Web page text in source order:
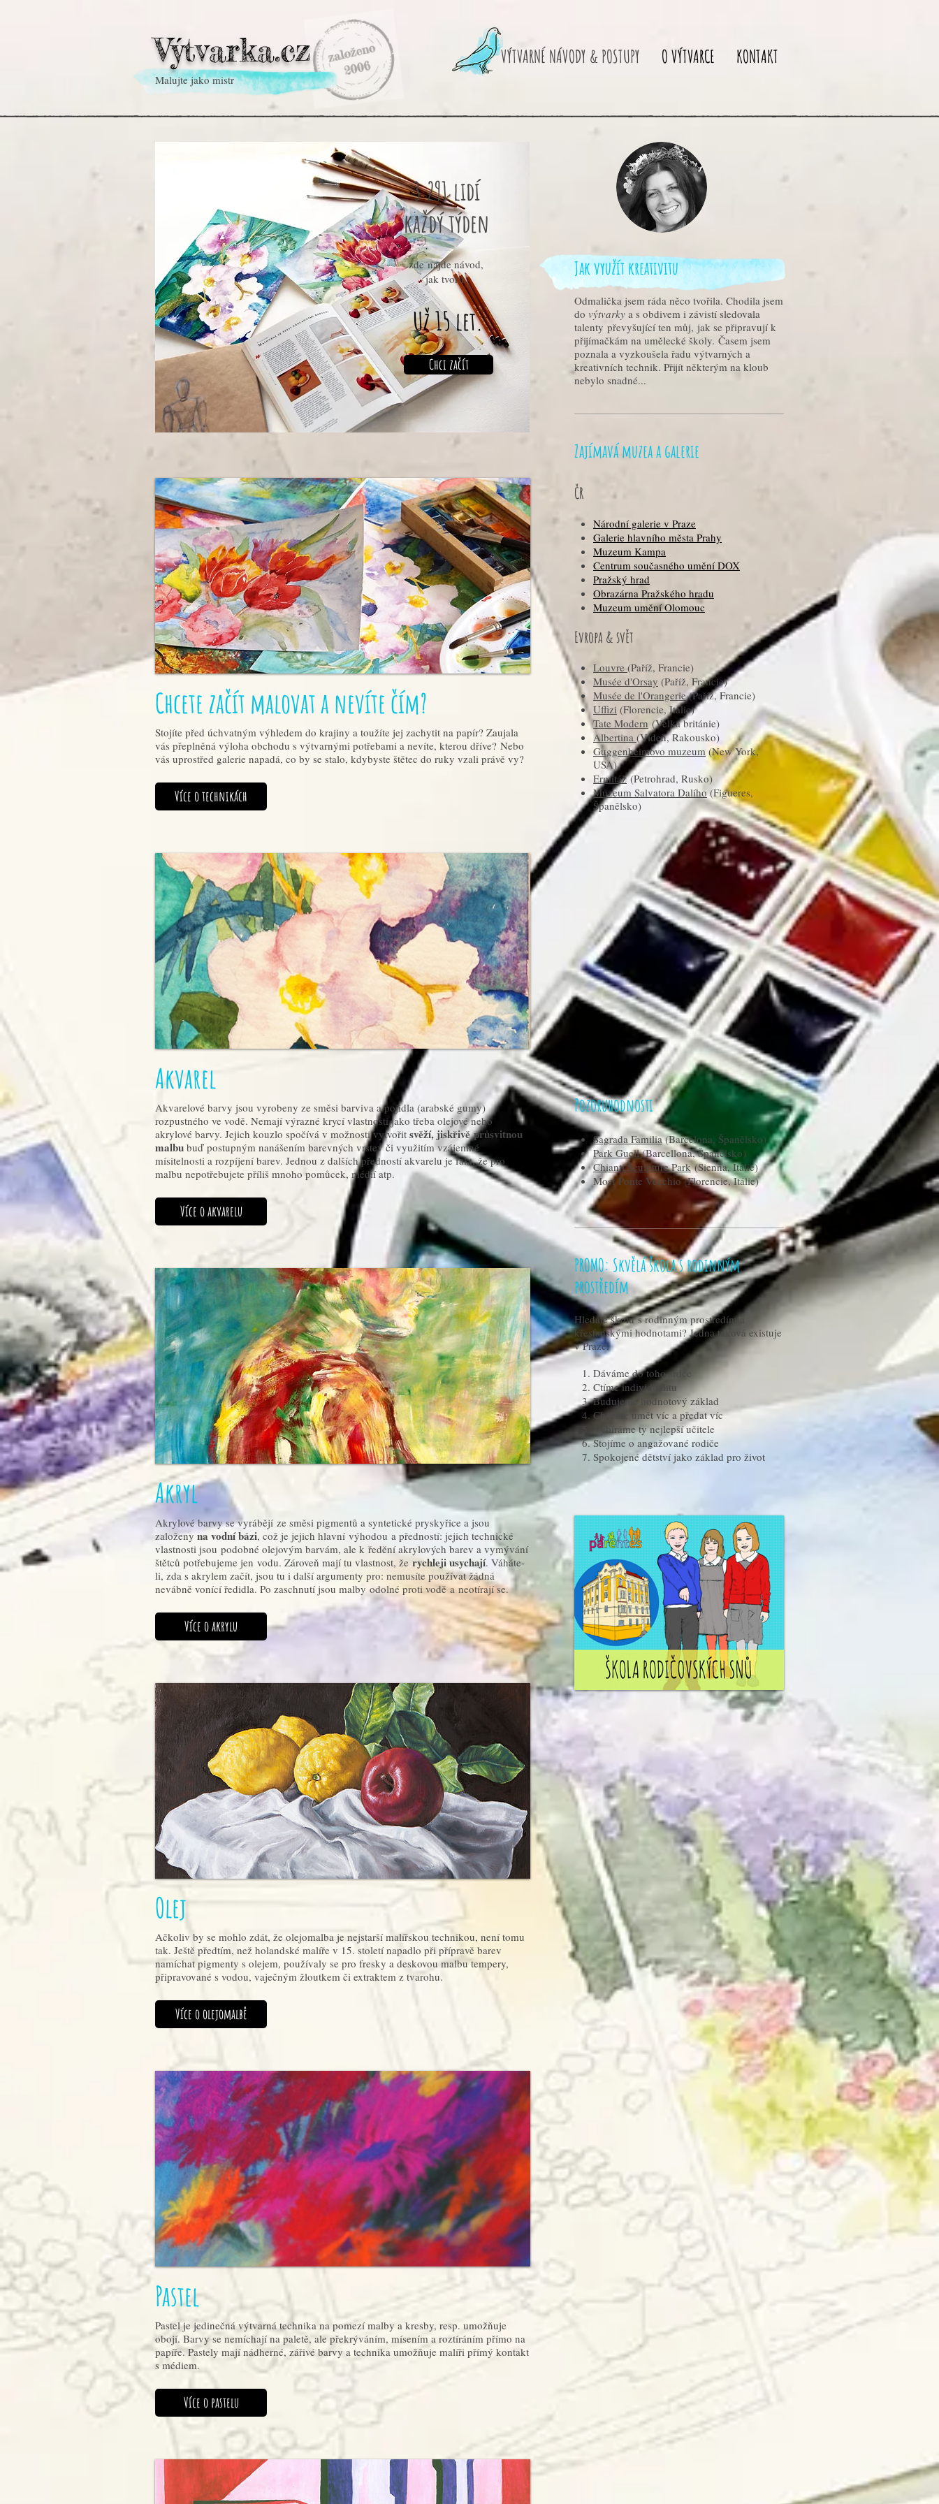
VÝTVARNÉ NÁVODY & POSTUPY O VÝTVARCE KONTAKT
Výtvarka.cz
Malujte jako mistr
Chcete začít malovat a nevíte čím?
Stojíte před úchvatným výhledem do krajiny a toužíte jej zachytit na papír? Zaujala
vás přeplněná výloha obchodu s výtvarnými potřebami a nevíte, kterou dříve? Nebo
vás uprostřed galerie napadá, co by se stalo, kdybyste štětec do ruky vzali právě vy?
Více o technikách
Akvarel
Akvarelové barvy jsou vyrobeny ze směsi barviva a pojidla (arabské gumy)
rozpustného ve vodě. Nemají výrazné krycí vlastnosti jako třeba olejové nebo
akrylové barvy. Jejich kouzlo spočívá v možnosti vytvořit svěží, jiskřivě průsvitnou
malbu buď postupným nanášením barevných vrstev či využitím vzájemné
mísitelnosti a rozpíjení barev. Jednou z dalších předností akvarelu je fakt, že pro
malbu nepotřebujete příliš mnoho pomůcek, médií atp.
Více o akvarelu
Akryl
Akrylové barvy se vyrábějí ze směsi pigmentů a syntetické pryskyřice a jsou
založeny na vodní bázi, což je jejich hlavní výhodou a předností: jejich technické
vlastnosti jsou podobné olejovým barvám, ale k ředění akrylových barev a vymývání
štětců potřebujeme jen vodu. Zároveň mají tu vlastnost, že rychleji usychají. Váháte-
li, zda s akrylem začít, jsou tu i další argumenty pro: nemusíte používat žádná
nevábně vonící ředidla. Po zaschnutí jsou malby odolné proti vodě a neotírají se.
Více o akrylu
Olej
Ačkoliv by se mohlo zdát, že olejomalba je nejstarší malířskou technikou, není tomu
tak. Ještě předtím, než holandské malíře v 15. století napadlo při přípravě barev
namíchat pigmenty s olejem, používaly se pro fresky a deskovou malbu tempery,
připravované s vodou, vaječným žloutkem či extraktem z tvarohu.
Více o olejomalbě
Pastel
Pastel je jedinečná výtvarná technika na pomezí malby a kresby, resp. umožňuje
obojí. Barvy se nemíchají na paletě, ale překrýváním, mísením a roztíráním přímo na
papíře. Pastely mají nádherné, zářivé barvy a technika umožňuje malíři přímý kontakt
s médiem.
Více o pastelu
Jak využít kreativitu
Odmalička jsem ráda něco tvořila. Chodila jsem
do výtvarky a s obdivem i závistí sledovala
talenty převyšující ten můj, jak se připravují k
přijímačkám na umělecké školy. Časem jsem
poznala a vyzkoušela řadu výtvarných a
kreativních technik. Přijít některým na kloub
nebylo snadné...
Zajímavá muzea a galerie
ČR
Národní galerie v Praze
Galerie hlavního města Prahy
Muzeum Kampa
Centrum současného umění DOX
Pražský hrad
Obrazárna Pražského hradu
Muzeum umění Olomouc
Evropa & svět
Louvre (Paříž, Francie)
Musée d'Orsay (Paříž, Francie)
Musée de l'Orangerie(Paříž, Francie)
Uffizi (Florencie, Itálie)
Tate Modern (Velká británie)
Albertina (Vídeň, Rakousko)
Guggenheimovo muzeum (New York,
USA)
Ermitáž(Petrohrad, Rusko)
Muzeum Salvatora Dalího(Figueres,
Španělsko)
3 291 lidí
každý týden
zde najde návod,
jak tvořit.
Už 15 let.
Chci začít
Pozoruhodnosti
Sagrada Familia(Barcelona, Španělsko)
Park Guell(Barcellona, Španělsko)
Chianti Sculpture Park(Sienna, Itálie)
Most Ponte Vecchio (Florencie, Itálie)
PROMO: Skvělá škola s rodinným
prostředím
Hledáte školu s rodinným prostředím a
křesťanskými hodnotami? Jedna taková existuje
v Praze.
Dáváme do toho srdce
Ctíme individualitu
Budujeme hodnotový základ
Chceme umět víc a předat víc
Vybíráme ty nejlepší učitele
Stojíme o angažované rodiče
Spokojené dětství jako základ pro život